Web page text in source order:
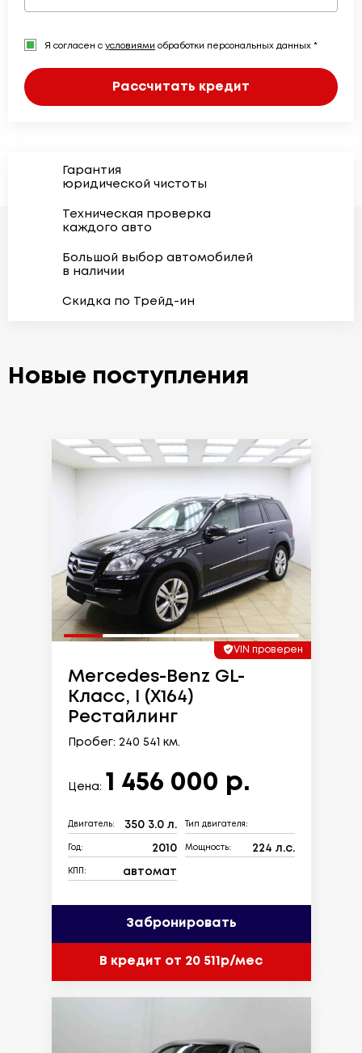
Я согласен с условиями обработки персональных данных *
Рассчитать кредит
Гарантия
юридической чистоты
Техническая проверка
каждого авто
Большой выбор автомобилей
в наличии
Скидка по Трейд-ин
Новые поступления
VIN проверен
Mercedes-Benz GL-
Класс, I (X164)
Рестайлинг
Пробег: 240 541 км.
Цена: 1 456 000 р.
Двигатель: 350 3.0 л. Тип двигателя:
Год: 2010 Мощность: 224 л.с.
КПП: автомат
Забронировать
В кредит от 20 511р/мес